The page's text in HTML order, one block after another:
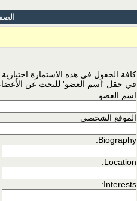
كافة الحقول في هذه الاستمارة
في حقل 'اسم العضو' للبحث عن
اسم العضو
الموقع الشخصي
Biography:
Location:
Interests: